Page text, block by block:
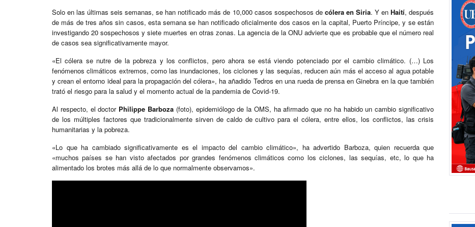
Solo en las últimas seis semanas, se han notificado más de 10,000 casos sospechosos de cólera en Siria. Y en Haití, después
de más de tres años sin casos, esta semana se han notificado oficialmente dos casos en la capital, Puerto Príncipe, y se están
investigando 20 sospechosos y siete muertes en otras zonas. La agencia de la ONU advierte que es probable que el número real
de casos sea significativamente mayor.
«El cólera se nutre de la pobreza y los conflictos, pero ahora se está viendo potenciado por el cambio climático. (…) Los
fenómenos climáticos extremos, como las inundaciones, los ciclones y las sequías, reducen aún más el acceso al agua potable
y crean el entorno ideal para la propagación del cólera», ha añadido Tedros en una rueda de prensa en Ginebra en la que también
trató el riesgo para la salud y el momento actual de la pandemia de Covid-19.
Al respecto, el doctor Philippe Barboza(foto), epidemiólogo de la OMS, ha afirmado que no ha habido un cambio significativo
de los múltiples factores que tradicionalmente sirven de caldo de cultivo para el cólera, entre ellos, los conflictos, las crisis
humanitarias y la pobreza.
«Lo que ha cambiado significativamente es el impacto del cambio climático», ha advertido Barboza, quien recuerda que
«muchos países se han visto afectados por grandes fenómenos climáticos como los ciclones, las sequías, etc, lo que ha
alimentado los brotes más allá de lo que normalmente observamos».